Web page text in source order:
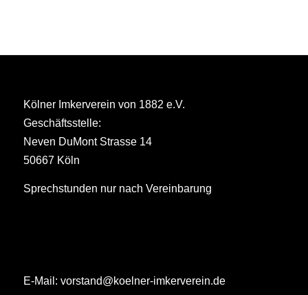
Kölner Imkerverein von 1882 e.V.
Geschäftsstelle:
Neven DuMont Strasse 14
50667 Köln
Sprechstunden nur nach Vereinbarung
E-Mail: vorstand@koelner-imkerverein.de